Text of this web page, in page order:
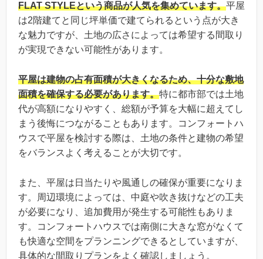
FLAT STYLEという商品が人気を集めています。平屋
は2階建てと同じ坪単価で建てられるという点が大き
な魅力ですが、土地の広さによっては希望する間取り
が実現できない可能性があります。
平屋は建物の占有面積が大きくなるため、十分な敷地
面積を確保する必要があります。特に都市部では土地
代が高額になりやすく、総額が予算を大幅に超えてし
まう後悔につながることもあります。コンフォートハ
ウスで平屋を検討する際は、土地の条件と建物の希望
をバランスよく考えることが大切です。
また、平屋は日当たりや風通しの確保が重要になりま
す。周辺環境によっては、中庭や吹き抜けなどの工夫
が必要になり、追加費用が発生する可能性もありま
す。コンフォートハウスでは南側に大きな窓がなくて
も快適な空間をプランニングできるとしていますが、
具体的な間取りプランをよく確認しましょう。